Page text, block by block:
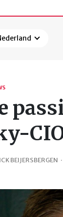
BEIJERSBERGEN ·